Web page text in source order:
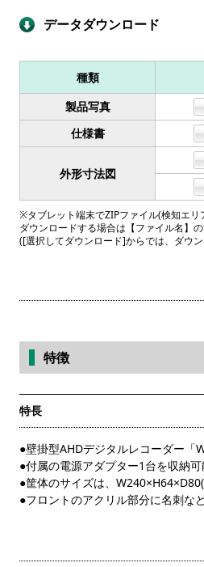
データダウンロード
種類
製品写真
仕様書
外形寸法図
※タブレット端末でZIPファイル(検知エリ
ダウンロードする場合は【ファイル名】
([選択してダウンロード]からでは、ダウ
特徴
特長
●壁掛型AHDデジタルレコーダー「
●付属の電源アダプター1台を収納可
●筐体のサイズは、
●フロントのアクリル部分に名刺な